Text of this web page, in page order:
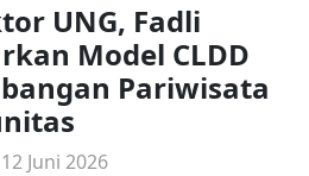
UNG, Fadli
Model CLDD
Pariwisata
Juni 2026